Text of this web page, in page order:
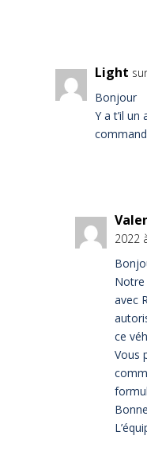
Light
Bonjour
Y a t’il
2022
avec
ce
Vous